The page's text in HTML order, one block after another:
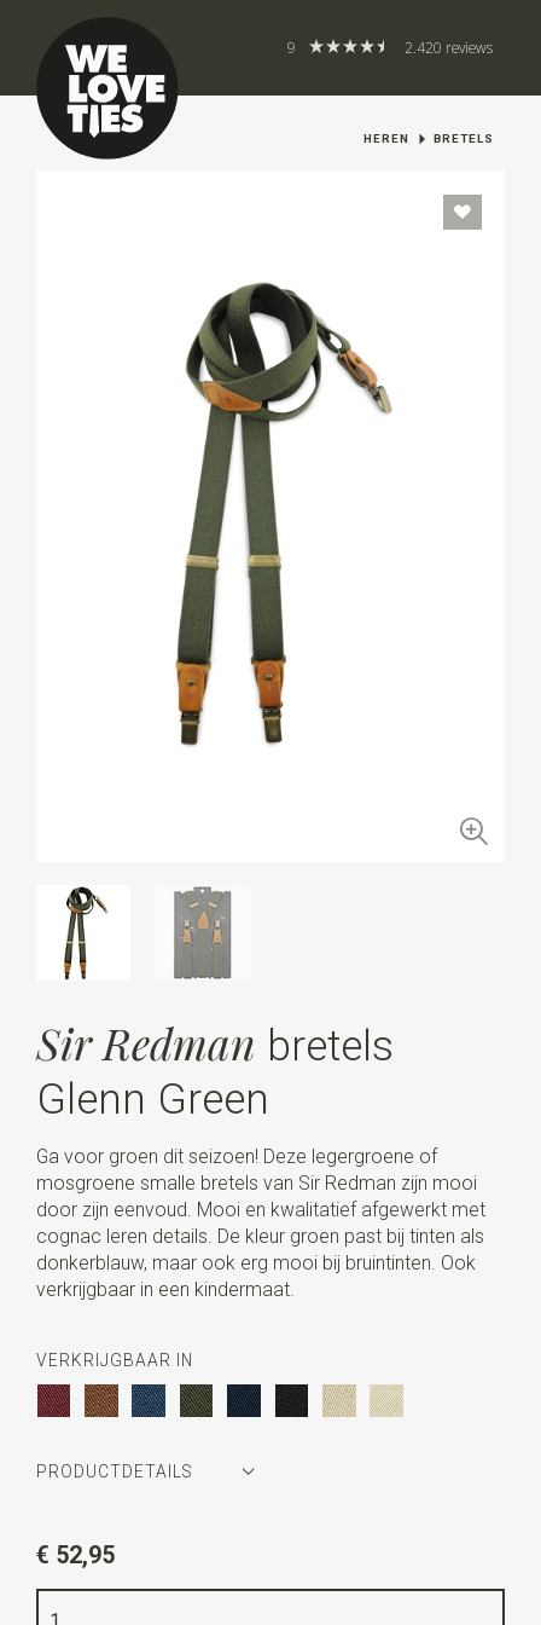
9 2.420 reviews
HEREN BRETELS
Sir Redman bretels
Glenn Green
Ga voor groen dit seizoen! Deze legergroene of
mosgroene smalle bretels van Sir Redman zijn mooi
door zijn eenvoud. Mooi en kwalitatief afgewerkt met
cognac leren details. De kleur groen past bij tinten als
donkerblauw, maar ook erg mooi bij bruintinten. Ook
verkrijgbaar in een kindermaat.
VERKRIJGBAAR IN
PRODUCTDETAILS
legergroen
Kwaliteit
€ 52,95